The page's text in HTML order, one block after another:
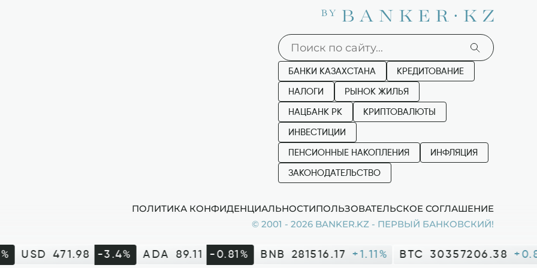
БАНКИ КАЗАХСТАНА КРЕДИТОВАНИЕ
НАЛОГИ РЫНОК ЖИЛЬЯ
НАЦБАНК РК КРИПТОВАЛЮТЫ
ИНВЕСТИЦИИ
ПЕНСИОННЫЕ НАКОПЛЕНИЯ ИНФЛЯЦИЯ
ЗАКОНОДАТЕЛЬСТВО
ПОЛИТИКА КОНФИДЕНЦИАЛЬНОСТИПОЛЬЗОВАТЕЛЬСКОЕ СОГЛАШЕНИЕ
© 2001 - 2026 BANKER.KZ - ПЕРВЫЙ БАНКОВСКИЙ!
USD 471.98 -3.4% ADA 89.11 -0.81% BNB 281516.17 +1.11% BTC 30357206.38